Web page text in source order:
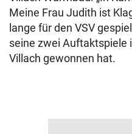
Meine Frau Judith ist
lange für den VSV
seine zwei Auftaktspiele
Villach gewonnen hat.